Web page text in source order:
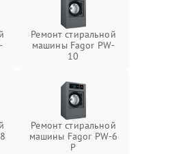
Ремонт стиральной
машины Fagor PW-
10
Ремонт стиральной
машины Fagor PW-6
P